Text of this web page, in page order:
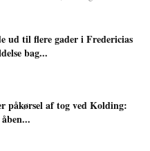
ud til flere gader i Fredericias
bag...
påkørsel af tog ved Kolding: